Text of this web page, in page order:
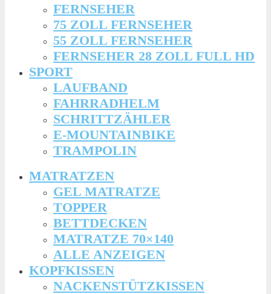
FERNSEHER
75 ZOLL FERNSEHER
55 ZOLL FERNSEHER
FERNSEHER 28 ZOLL FULL HD
SPORT
LAUFBAND
FAHRRADHELM
SCHRITTZÄHLER
E-MOUNTAINBIKE
TRAMPOLIN
MATRATZEN
GEL MATRATZE
TOPPER
BETTDECKEN
MATRATZE 70×140
ALLE ANZEIGEN
KOPFKISSEN
NACKENSTÜTZKISSEN